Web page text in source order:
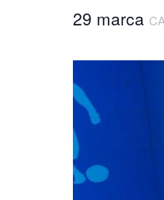
29 marca